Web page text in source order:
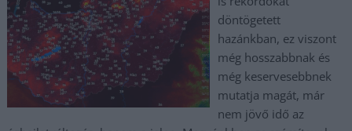
döntögetett
hazánkban, ez viszont
még hosszabbnak és
még keservesebbnek
mutatja magát, már
nem jövő idő az